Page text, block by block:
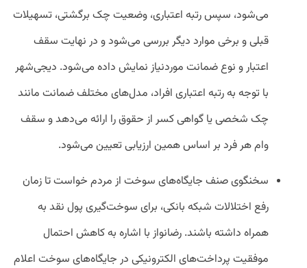
می‌شود، سپس رتبه اعتباری، وضعیت چک برگشتی، تسهیلات
قبلی و برخی موارد دیگر بررسی می‌شود و در نهایت سقف
اعتبار و نوع ضمانت موردنیاز نمایش داده می‌شود. دیجی‌شهر
با توجه به رتبه اعتباری افراد، مدل‌های مختلف ضمانت مانند
چک شخصی یا گواهی کسر از حقوق را ارائه می‌دهد و سقف
وام هر فرد بر اساس همین ارزیابی تعیین می‌شود.
سخنگوی صنف جایگاه‌های سوخت از مردم خواست تا زمان
رفع اختلالات شبکه بانکی، برای سوخت‌گیری پول نقد به
همراه داشته باشند. رضا‌نواز با اشاره به کاهش احتمال
موفقیت پرداخت‌های الکترونیکی در جایگاه‌های سوخت اعلام